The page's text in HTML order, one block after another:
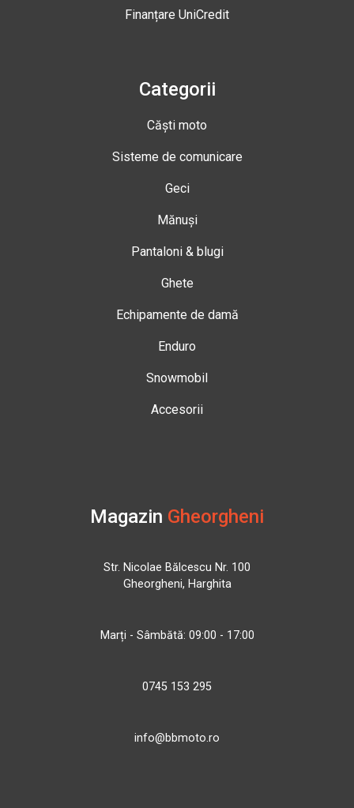
Finanțare UniCredit
Categorii
Căști moto
Sisteme de comunicare
Geci
Mănuși
Pantaloni & blugi
Ghete
Echipamente de damă
Enduro
Snowmobil
Accesorii
Magazin Gheorgheni
Str. Nicolae Bălcescu Nr. 100
Gheorgheni, Harghita
Marți - Sâmbătă: 09:00 - 17:00
0745 153 295
info@bbmoto.ro